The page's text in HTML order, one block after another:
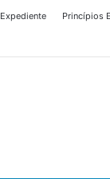
Expediente Princípios